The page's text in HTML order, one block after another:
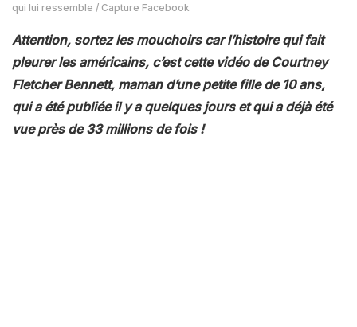
qui lui ressemble / Capture Facebook
Attention, sortez les mouchoirs car l’histoire qui fait
pleurer les américains, c’est cette vidéo de Courtney
Fletcher Bennett, maman d’une petite fille de 10 ans,
qui a été publiée il y a quelques jours et qui a déjà été
vue près de 33 millions de fois !